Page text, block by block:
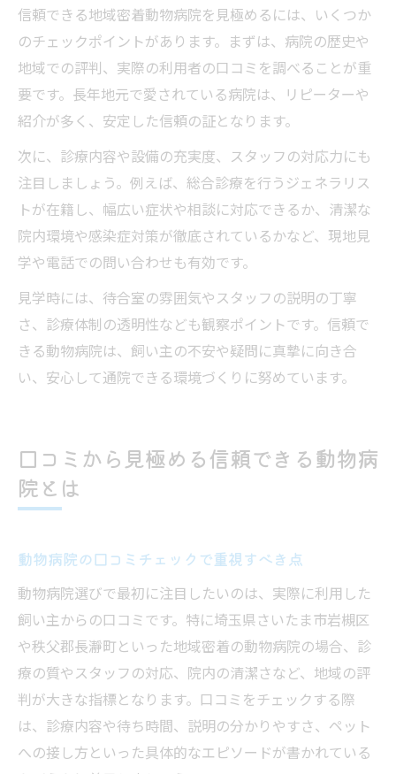
信頼できる地域密着動物病院を見極めるには、いくつか
のチェックポイントがあります。まずは、病院の歴史や
地域での評判、実際の利用者の口コミを調べることが重
要です。長年地元で愛されている病院は、リピーターや
紹介が多く、安定した信頼の証となります。
次に、診療内容や設備の充実度、スタッフの対応力にも
注目しましょう。例えば、総合診療を行うジェネラリス
トが在籍し、幅広い症状や相談に対応できるか、清潔な
院内環境や感染症対策が徹底されているかなど、現地見
学や電話での問い合わせも有効です。
見学時には、待合室の雰囲気やスタッフの説明の丁寧
さ、診療体制の透明性なども観察ポイントです。信頼で
きる動物病院は、飼い主の不安や疑問に真摯に向き合
い、安心して通院できる環境づくりに努めています。
口コミから見極める信頼できる動物病
院とは
動物病院の口コミチェックで重視すべき点
動物病院選びで最初に注目したいのは、実際に利用した
飼い主からの口コミです。特に埼玉県さいたま市岩槻区
や秩父郡長瀞町といった地域密着の動物病院の場合、診
療の質やスタッフの対応、院内の清潔さなど、地域の評
判が大きな指標となります。口コミをチェックする際
は、診療内容や待ち時間、説明の分かりやすさ、ペット
への接し方といった具体的なエピソードが書かれている